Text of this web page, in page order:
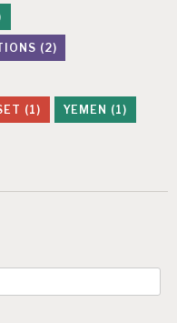
(2)
(1) YEMEN (1)